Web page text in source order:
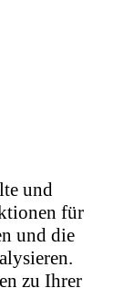
und
für
und die
zu Ihrer